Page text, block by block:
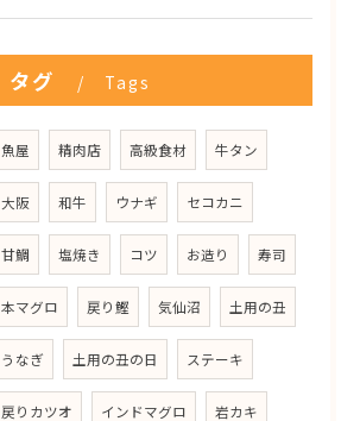
タグ Tags
魚屋 精肉店 高級食材 牛タン
大阪 和牛 ウナギ セコカニ
甘鯛 塩焼き コツ お造り 寿司
本マグロ 戻り鰹 気仙沼 土用の丑
うなぎ 土用の丑の日 ステーキ
戻りカツオ インドマグロ 岩カキ